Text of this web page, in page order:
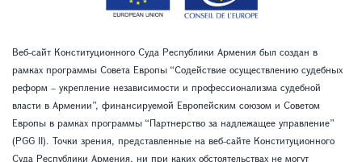
Веб-сайт Конституционного Суда Республики Армения был создан в
рамках программы Совета Европы “Содействие осуществлению судебных
реформ – укрепление независимости и профессионализма судебной
власти в Армении”, финансируемой Европейским союзом и Советом
Европы в рамках программы “Партнерство за надлежащее управление”
(PGG II). Точки зрения, представленные на веб-сайте Конституционного
Суда Республики Армения, ни при каких обстоятельствах не могут